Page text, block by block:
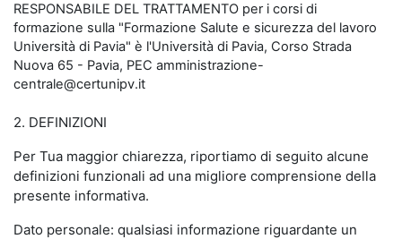
RESPONSABILE DEL TRATTAMENTO per i corsi di
formazione sulla "Formazione Salute e sicurezza del lavoro
Università di Pavia" è l'Università di Pavia, Corso Strada
Nuova 65 - Pavia, PEC amministrazione-
centrale@certunipv.it
2. DEFINIZIONI
Per Tua maggior chiarezza, riportiamo di seguito alcune
definizioni funzionali ad una migliore comprensione della
presente informativa.
Dato personale: qualsiasi informazione riguardante un